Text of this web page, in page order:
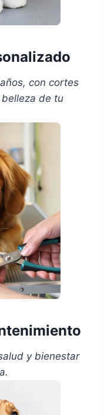
con cortes
de tu
y bienestar